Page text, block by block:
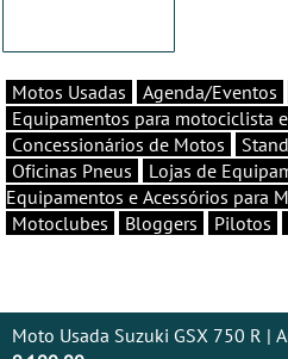
Motos Usadas Agenda/Eventos
Equipamentos para motociclista
Concessionários de Motos
Oficinas Pneus
Lojas de
Equipamentos e Acessórios para
Motoclubes
Bloggers Pilotos
Moto Usada Suzuki GSX 750 R |